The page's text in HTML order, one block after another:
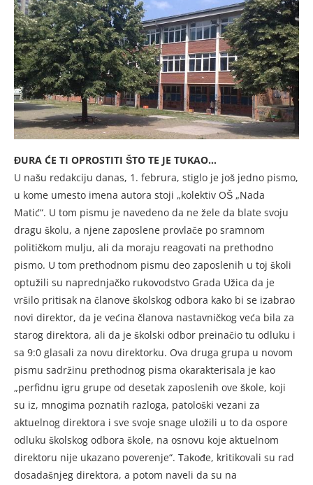
ĐURA ĆE TI OPROSTITI ŠTO TE JE TUKAO…
U našu redakciju danas, 1. februra, stiglo je još jedno pismo,
u kome umesto imena autora stoji „kolektiv OŠ „Nada
Matić“. U tom pismu je navedeno da ne žele da blate svoju
dragu školu, a njene zaposlene provlače po sramnom
političkom mulju, ali da moraju reagovati na prethodno
pismo. U tom prethodnom pismu deo zaposlenih u toj školi
optužili su naprednjačko rukovodstvo Grada Užica da je
vršilo pritisak na članove školskog odbora kako bi se izabrao
novi direktor, da je većina članova nastavničkog veća bila za
starog direktora, ali da je školski odbor preinačio tu odluku i
sa 9:0 glasali za novu direktorku. Ova druga grupa u novom
pismu sadržinu prethodnog pisma okarakterisala je kao
„perfidnu igru grupe od desetak zaposlenih ove škole, koji
su iz, mnogima poznatih razloga, patološki vezani za
aktuelnog direktora i sve svoje snage uložili u to da ospore
odluku školskog odbora škole, na osnovu koje aktuelnom
direktoru nije ukazano poverenje“. Takođe, kritikovali su rad
dosadašnjeg direktora, a potom naveli da su na